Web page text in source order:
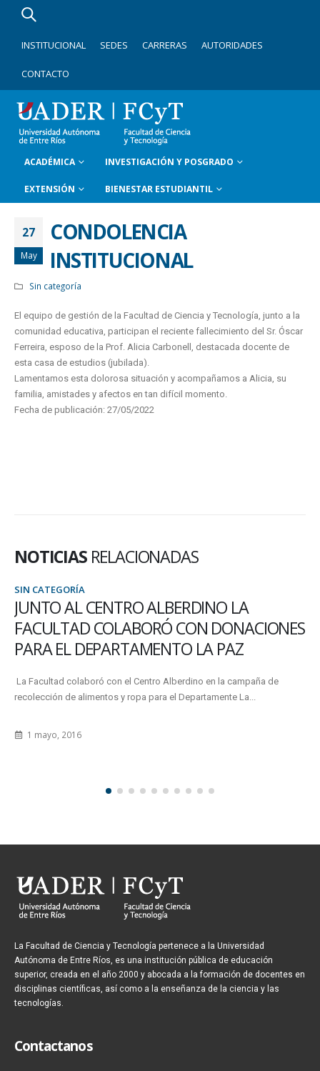
INSTITUCIONAL SEDES CARRERAS AUTORIDADES
CONTACTO
ACADÉMICA INVESTIGACIÓN Y POSGRADO
EXTENSIÓN BIENESTAR ESTUDIANTIL
27
May
CONDOLENCIA
INSTITUCIONAL
Sin categoría
El equipo de gestión de la Facultad de Ciencia y Tecnología, junto a la
comunidad educativa, participan el reciente fallecimiento del Sr. Óscar
Ferreira, esposo de la Prof. Alicia Carbonell, destacada docente de
esta casa de estudios (jubilada).
Lamentamos esta dolorosa situación y acompañamos a Alicia, su
familia, amistades y afectos en tan difícil momento.
Fecha de publicación: 27/05/2022
NOTICIAS RELACIONADAS
SIN CATEGORÍA
JUNTO AL CENTRO ALBERDINO LA
FACULTAD COLABORÓ CON DONACIONES
PARA EL DEPARTAMENTO LA PAZ
‪La Facultad colaboró con el Centro Alberdino en la campaña de
recolección de alimentos y ropa para el Departamente La...
1 mayo, 2016
La Facultad de Ciencia y Tecnología pertenece a la Universidad
Autónoma de Entre Ríos, es una institución pública de educación
superior, creada en el año 2000 y abocada a la formación de docentes en
disciplinas científicas, así como a la enseñanza de la ciencia y las
tecnologías.
Contactanos